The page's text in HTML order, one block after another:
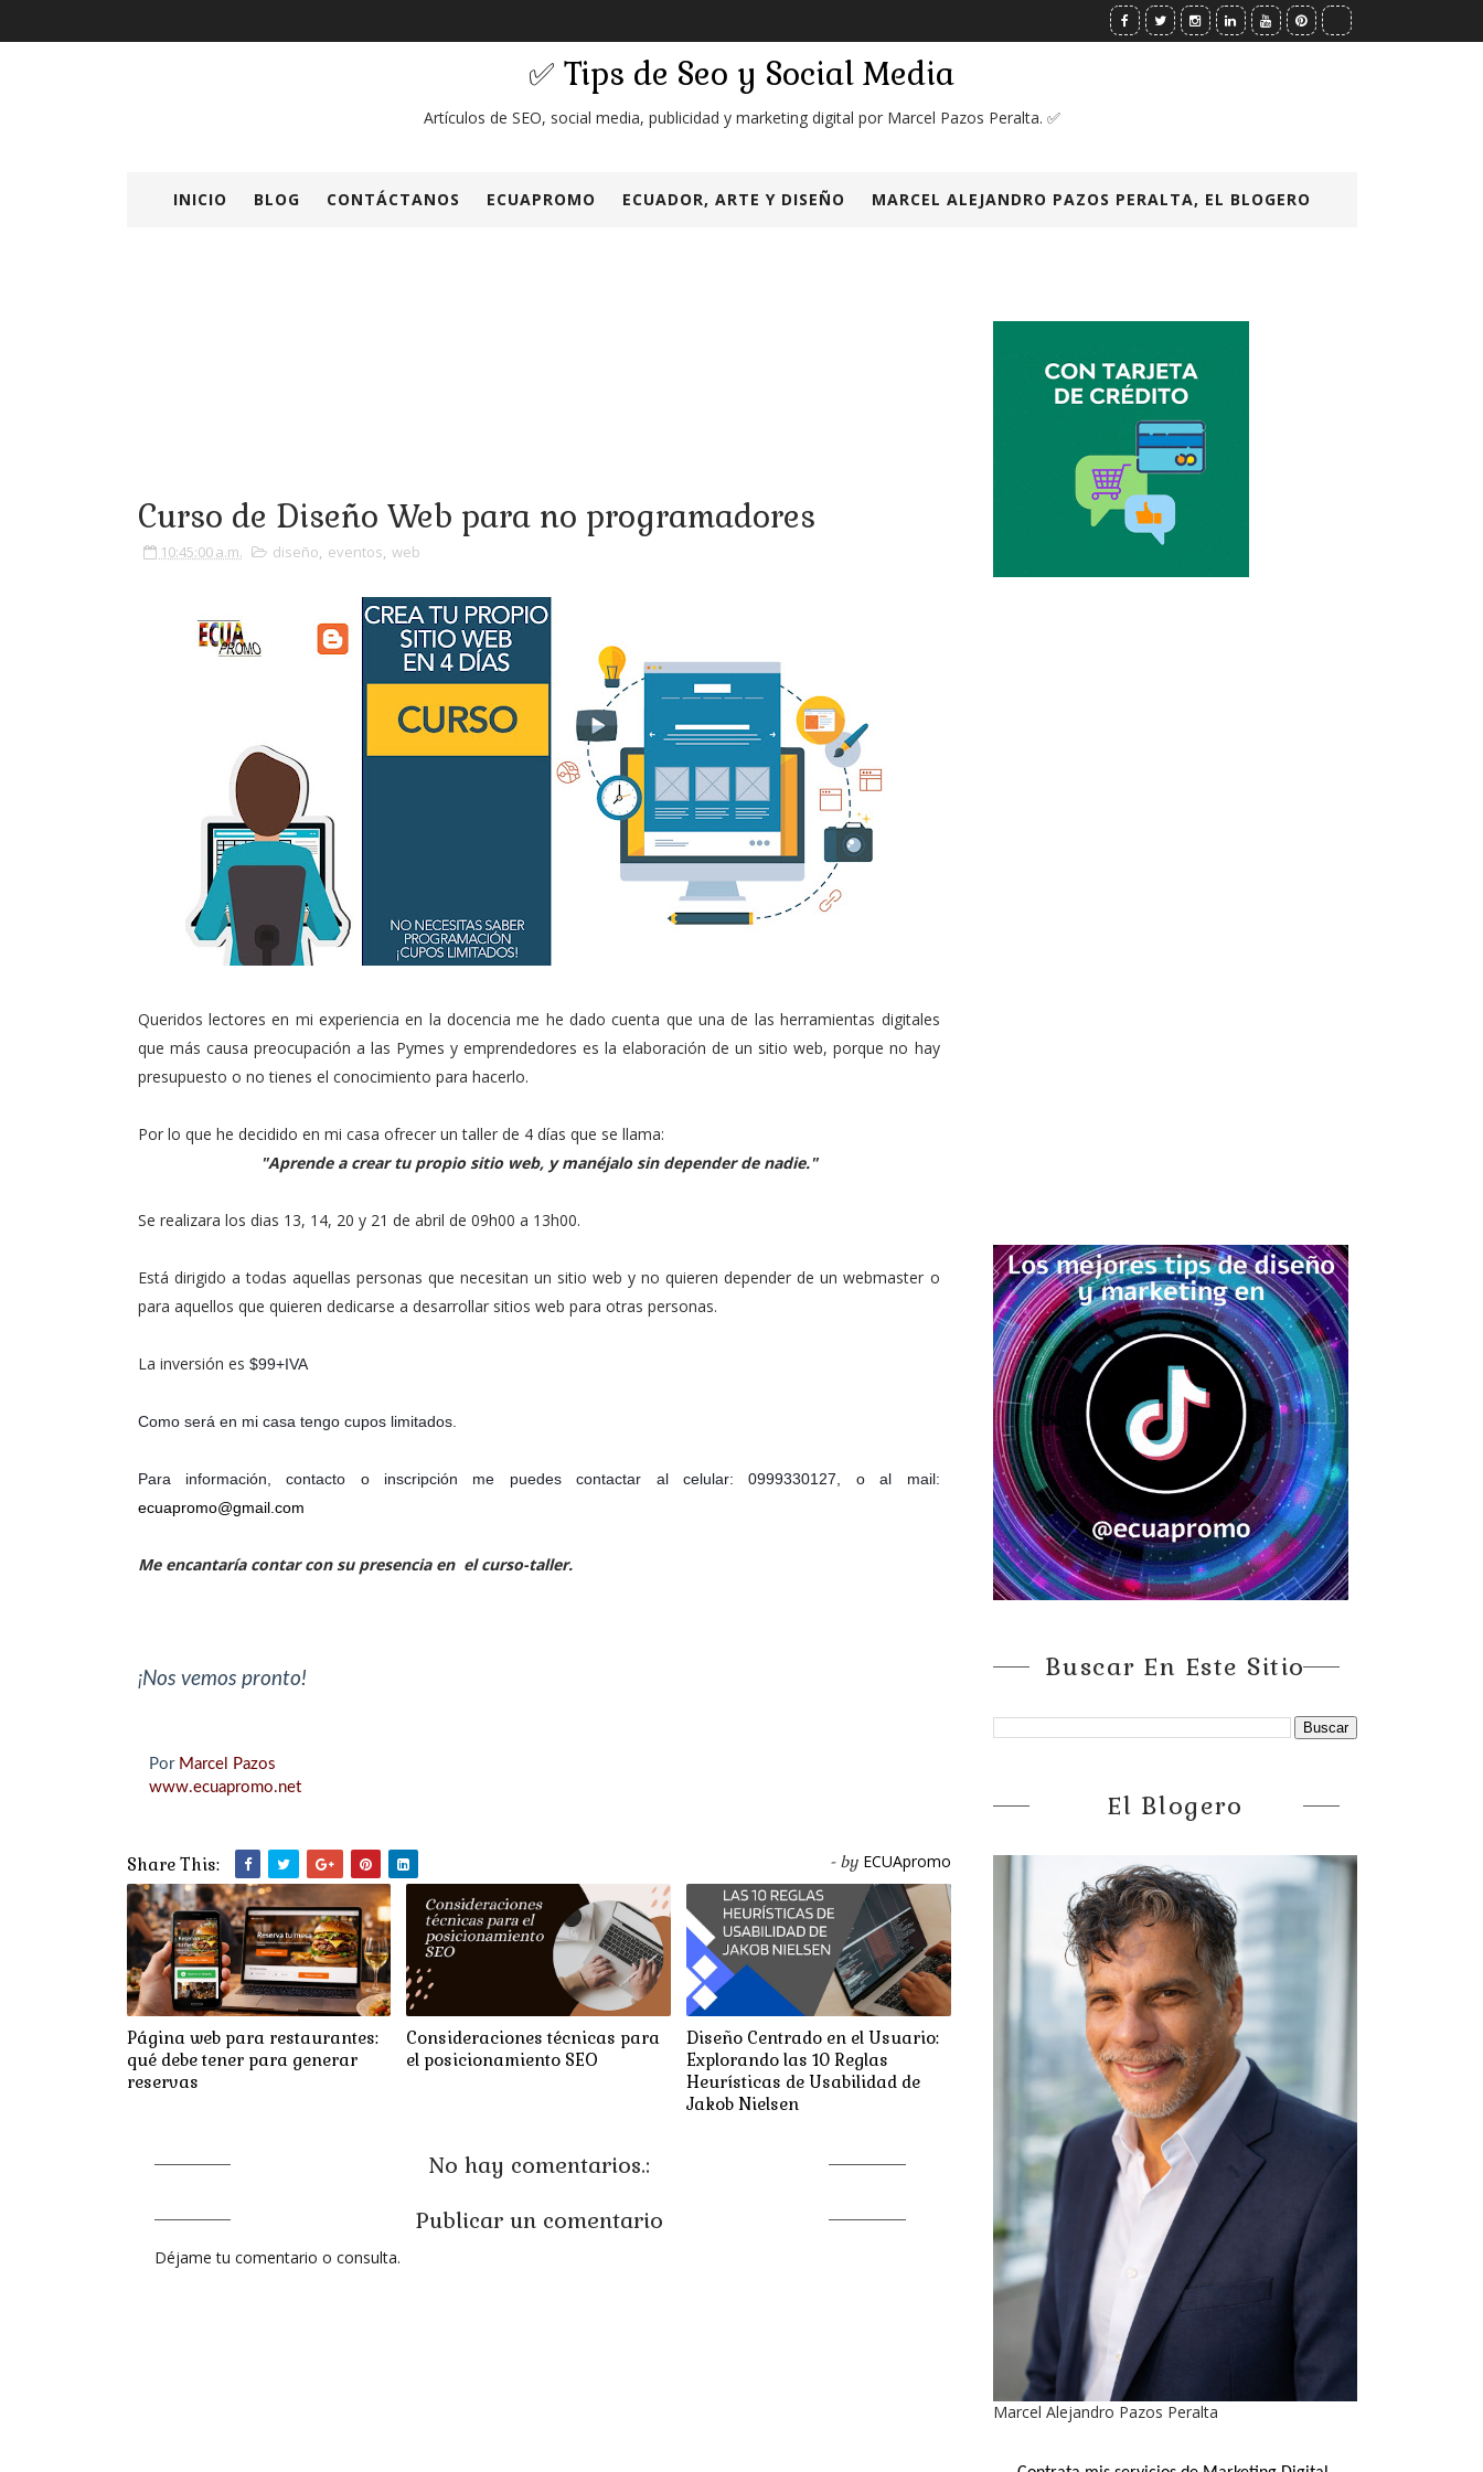
✅ Tips de Seo y Social Media
Artículos de SEO, social media, publicidad y marketing digital por Marcel Pazos Peralta. ✅
INICIO BLOG CONTÁCTANOS ECUAPROMO ECUADOR, ARTE Y DISEÑO MARCEL ALEJANDRO PAZOS PERALTA, EL BLOGERO
Curso de Diseño Web para no programadores
10:45:00 a.m. diseño, eventos, web
Queridos lectores en mi experiencia en la docencia me he dado cuenta que una de las herramientas digitales
que más causa preocupación a las Pymes y emprendedores es la elaboración de un sitio web, porque no hay
presupuesto o no tienes el conocimiento para hacerlo.
Por lo que he decidido en mi casa ofrecer un taller de 4 días que se llama:
"Aprende a crear tu propio sitio web, y manéjalo sin depender de nadie."
Se realizara los dias 13, 14, 20 y 21 de abril de 09h00 a 13h00.
Está dirigido a todas aquellas personas que necesitan un sitio web y no quieren depender de un webmaster o
para aquellos que quieren dedicarse a desarrollar sitios web para otras personas.
La inversión es $99+IVA
Como será en mi casa tengo cupos limitados.
Para información, contacto o inscripción me puedes contactar al celular:0999330127, o al mail:
ecuapromo@gmail.com
Me encantaría contar con su presencia en el curso-taller.
¡Nos vemos pronto!
Por Marcel Pazos
www.ecuapromo.net
Share This: - by ECUApromo
Página web para restaurantes:
qué debe tener para generar
reservas
Consideraciones técnicas para
el posicionamiento SEO
Diseño Centrado en el Usuario:
Explorando las 10 Reglas
Heurísticas de Usabilidad de
Jakob Nielsen
No hay comentarios.:
Publicar un comentario
Déjame tu comentario o consulta.
Buscar En Este Sitio
El Blogero
Marcel Alejandro Pazos Peralta